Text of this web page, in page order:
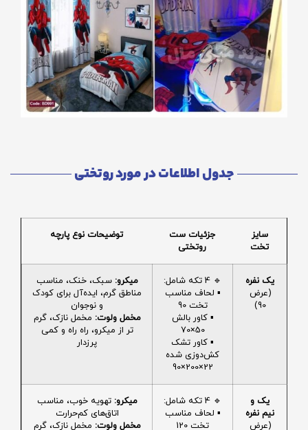
جدول اطلاعات در مورد روتختی
سایز
تخت
جزئیات ست
روتختی
توضیحات نوع پارچه
یک نفره
(عرض
90)
🔹 4 تکه شامل:
▪️ لحاف مناسب
تخت 90
▪️ کاور بالش
50×70
▪️ کاور تشک
کش‌دوزی شده
22×200×90
میکرو: سبک، خنک، مناسب
مناطق گرم، ایده‌آل برای کودک
و نوجوان
مخمل ولوت: مخمل نازک، گرم
تر از میکرو، راه راه و کمی
پرزدار
یک و
نیم نفره
(عرض
🔹 4 تکه شامل:
▪️ لحاف مناسب
تخت 120
میکرو: تهویه خوب، مناسب
اتاق‌های کم‌حرارت
مخمل ولوت: مخمل نازک، گرم